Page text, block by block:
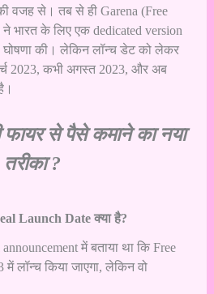
वजह से। तब से ही Garena (Free
भारत के लिए एक dedicated version
घोषणा की। लेकिन लॉन्च डेट को लेकर
2023, कभी अगस्त 2023, और अब
फायर से पैसे कमाने का नया
तरीका ?
Launch Date क्या है?
में बताया था कि Free
लॉन्च किया जाएगा, लेकिन वो